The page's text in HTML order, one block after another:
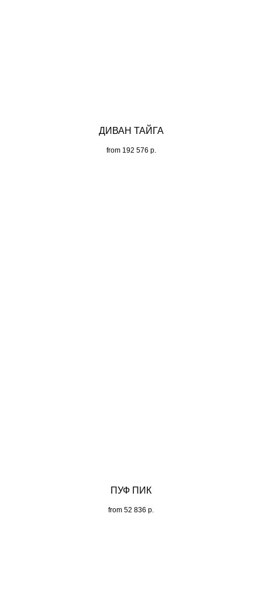
ДИВАН ТАЙГА
from 192 576 р.
ПУФ ПИК
from 52 836 р.